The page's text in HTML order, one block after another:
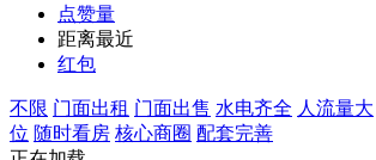
点赞量
距离最近
红包
不限 门面出租 门面出售 水电齐全 人流量大
位 随时看房 核心商圈 配套完善